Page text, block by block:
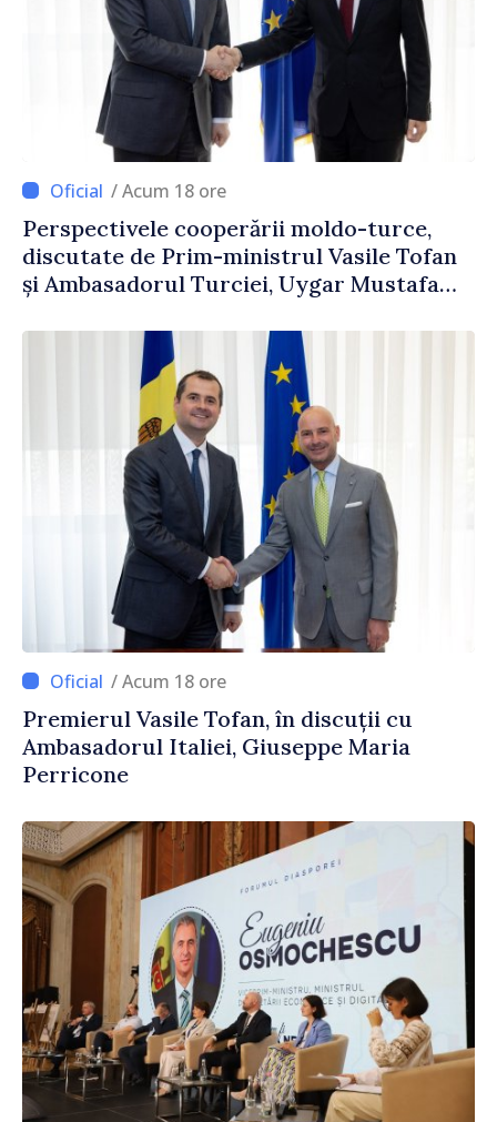
/ Acum 18 ore
Perspectivele cooperării moldo-turce,
discutate de Prim-ministrul Vasile Tofan
și Ambasadorul Turciei, Uygar Mustafa
/ Acum 18 ore
Premierul Vasile Tofan, în discuții cu
Ambasadorul Italiei, Giuseppe Maria
Perricone